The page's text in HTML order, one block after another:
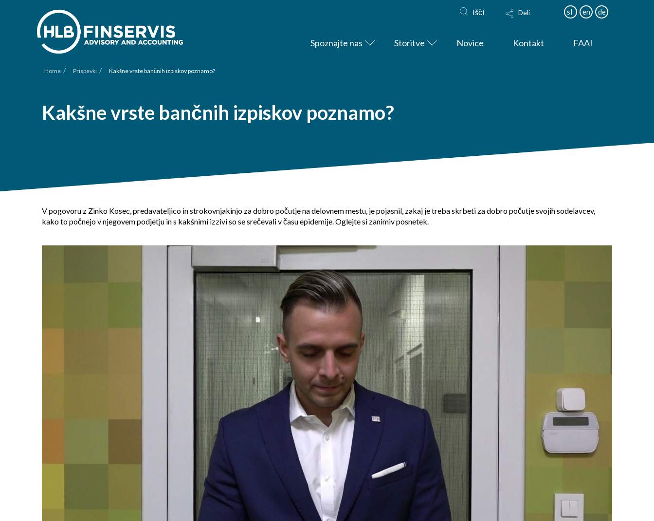
Išči Deli sl en de
Spoznajte nas Storitve Novice Kontakt FAAI
Home / Prispevki / Kakšne vrste bančnih izpiskov poznamo?
Kakšne vrste bančnih izpiskov poznamo?
V pogovoru z Zinko Kosec, predavateljico in strokovnjakinjo za dobro počutje na delovnem mestu, je pojasnil, zakaj je treba skrbeti za dobro počutje svojih sodelavcev,
kako to počnejo v njegovem podjetju in s kakšnimi izzivi so se srečevali v času epidemije. Oglejte si zanimiv posnetek.